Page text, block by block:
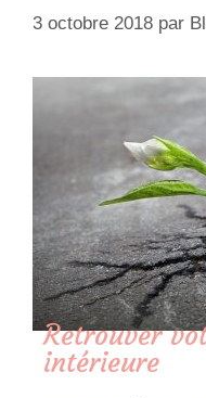
3 octobre 2018 par
Retrouver
intérieure